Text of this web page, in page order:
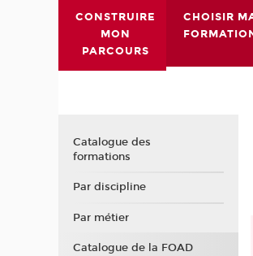
CONSTRUIRE
MON
PARCOURS
CHOISIR
Catalogue des
formations
Par discipline
Par métier
Catalogue de la FOAD